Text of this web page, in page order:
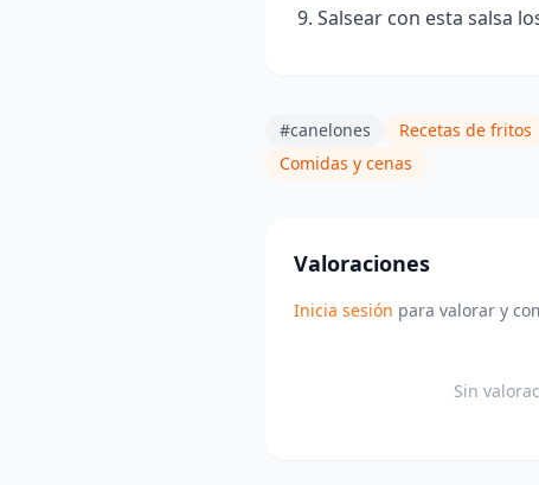
Salsear con esta salsa
#canelones Recetas de fritos
Comidas y cenas
Valoraciones
Inicia sesión para valorar y
Sin